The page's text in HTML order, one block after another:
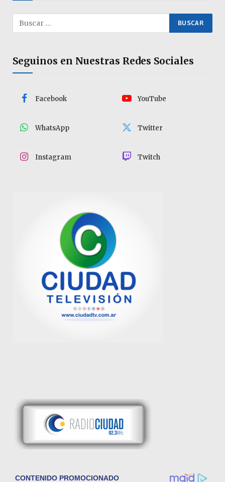
Seguinos en Nuestras Redes Sociales
Facebook YouTube
WhatsApp Twitter
Instagram Twitch